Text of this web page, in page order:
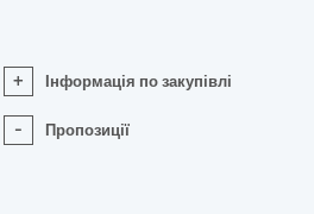
+ Інформація по закупівлі
- Пропозиції